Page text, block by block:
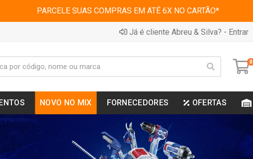
PARCELE SUAS COMPRAS EM ATÉ 6X NO CARTÃO*
Já é cliente Abreu & Silva? - Entrar
0
NOVO NO MIX FORNECEDORES OFERTAS